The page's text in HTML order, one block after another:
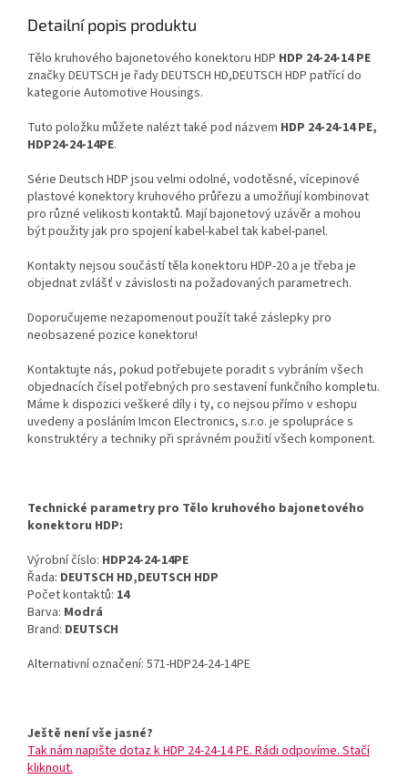
Detailní popis produktu
Tělo kruhového bajonetového konektoru HDP HDP 24-24-14 PE
značky DEUTSCH je řady DEUTSCH HD,DEUTSCH HDP patřící do
kategorie Automotive Housings.
Tuto položku můžete nalézt také pod názvem HDP 24-24-14 PE,
HDP24-24-14PE.
Série Deutsch HDP jsou velmi odolné, vodotěsné, vícepinové
plastové konektory kruhového průřezu a umožňují kombinovat
pro různé velikosti kontaktů. Mají bajonetový uzávěr a mohou
být použity jak pro spojení kabel-kabel tak kabel-panel.
Kontakty nejsou součástí těla konektoru HDP-20 a je třeba je
objednat zvlášť v závislosti na požadovaných parametrech.
Doporučujeme nezapomenout použít také záslepky pro
neobsazené pozice konektoru!
Kontaktujte nás, pokud potřebujete poradit s vybráním všech
objednacích čísel potřebných pro sestavení funkčního kompletu.
Máme k dispozici veškeré díly i ty, co nejsou přímo v eshopu
uvedeny a posláním Imcon Electronics, s.r.o. je spolupráce s
konstruktéry a techniky při správném použití všech komponent.
Technické parametry pro Tělo kruhového bajonetového
konektoru HDP:
Výrobní číslo: HDP24-24-14PE
Řada: DEUTSCH HD,DEUTSCH HDP
Počet kontaktů: 14
Barva: Modrá
Brand: DEUTSCH
Alternativní označení: 571-HDP24-24-14PE
Ještě není vše jasné?
Tak nám napište dotaz k HDP 24-24-14 PE. Rádi odpovíme. Stačí
kliknout.